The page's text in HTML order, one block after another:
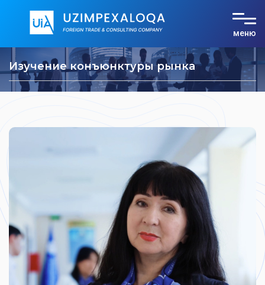
О компании
Услуги
Контакты
RU EN
меню
Изучение конъюнктуры рынка